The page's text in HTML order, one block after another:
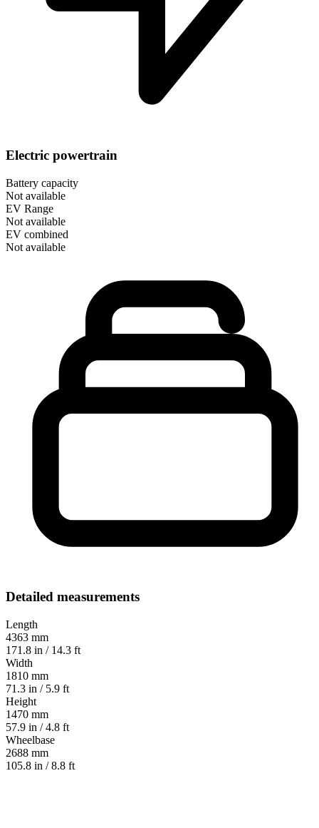
Electric powertrain
Battery capacity
Not available
EV Range
Not available
EV combined
Not available
Detailed measurements
Length
4363 mm
171.8 in / 14.3 ft
Width
1810 mm
71.3 in / 5.9 ft
Height
1470 mm
57.9 in / 4.8 ft
Wheelbase
2688 mm
105.8 in / 8.8 ft